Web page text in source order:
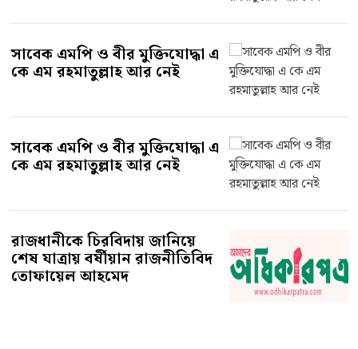
সাবেক এমপি ও বীর মুক্তিযোদ্ধা এ
কে এম রহমাতুল্লাহ আর নেই
সাবেক এমপি ও বীর মুক্তিযোদ্ধা এ
কে এম রহমাতুল্লাহ আর নেই
রাজধানীকে চিরবিদায় জানিয়ে
শেষ যাত্রায় বর্ষীয়ান রাজনীতিবিদ
তোফায়েল আহমেদ